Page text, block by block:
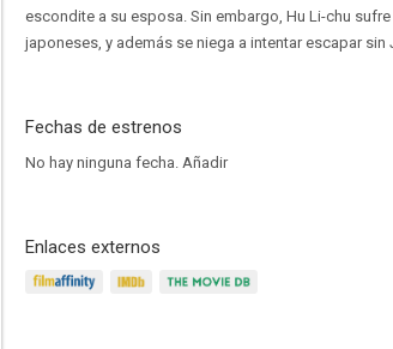
escondite a su esposa. Sin embargo, Hu Li-chu
japoneses, y además se niega a intentar escapar
Fechas de estrenos
No hay ninguna fecha. Añadir
Enlaces externos